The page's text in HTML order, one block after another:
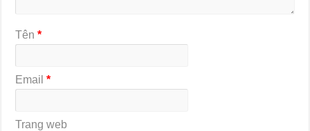
Tên*
Email*
Trang web